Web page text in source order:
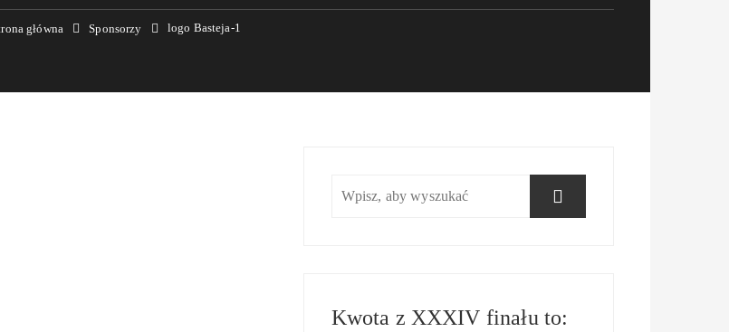
główna Sponsorzy logo Basteja-1
Kwota z XXXIV finału to: